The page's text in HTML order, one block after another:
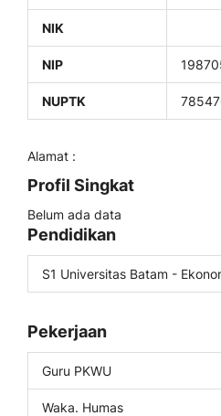
NIK
NIP
NUPTK
Alamat :
Profil Singkat
Belum ada data
Pendidikan
S1 Universitas Batam -
Pekerjaan
Guru PKWU
Waka. Humas